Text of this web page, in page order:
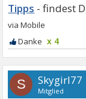
Tipps
x 4
S Skygirl77
Mitglied